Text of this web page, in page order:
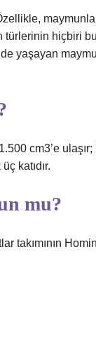
hiçbiri
yaşayan
cm3’e
katıdır.
mu?
takımının